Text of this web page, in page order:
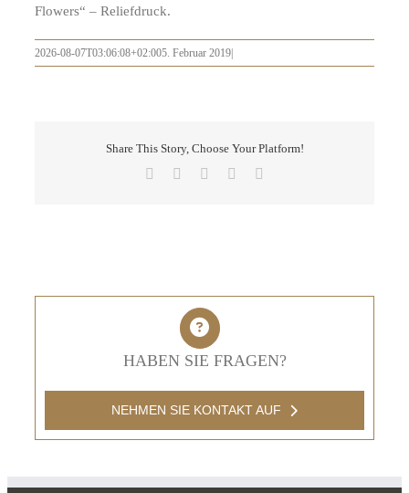
Flowers“ – Reliefdruck.
2026-08-07T03:06:08+02:005. Februar 2019
Share This Story, Choose Your Platform!
Facebook LinkedInPinterest
HABEN SIE FRAGEN?
NEHMEN SIE KONTAKT AUF